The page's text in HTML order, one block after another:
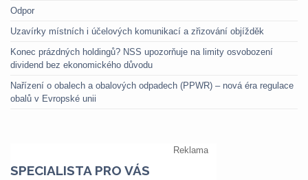
Odpor
Uzavírky místních i účelových komunikací a zřizování objížděk
Konec prázdných holdingů? NSS upozorňuje na limity osvobození
dividend bez ekonomického důvodu
Nařízení o obalech a obalových odpadech (PPWR) – nová éra regulace
obalů v Evropské unii